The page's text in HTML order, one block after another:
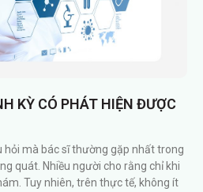
KỲ CÓ PHÁT HIỆN ĐƯỢC
mà bác sĩ thường gặp nhất trong
quát. Nhiều người cho rằng chỉ khi
Tuy nhiên, trên thực tế, không ít